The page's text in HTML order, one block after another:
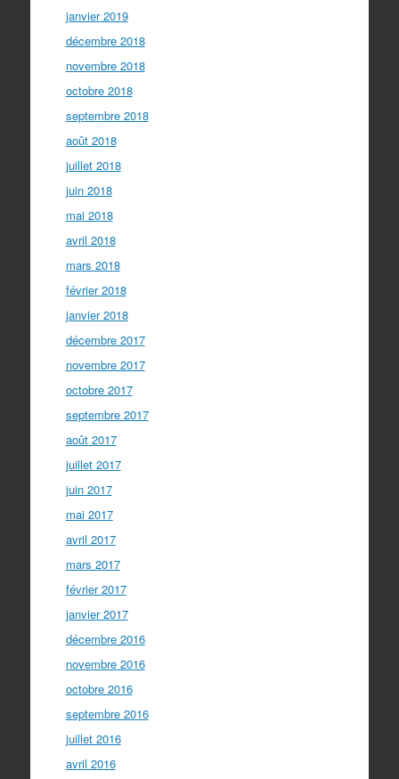
janvier 2019
décembre 2018
novembre 2018
octobre 2018
septembre 2018
août 2018
juillet 2018
juin 2018
mai 2018
avril 2018
mars 2018
février 2018
janvier 2018
décembre 2017
novembre 2017
octobre 2017
septembre 2017
août 2017
juillet 2017
juin 2017
mai 2017
avril 2017
mars 2017
février 2017
janvier 2017
décembre 2016
novembre 2016
octobre 2016
septembre 2016
juillet 2016
avril 2016